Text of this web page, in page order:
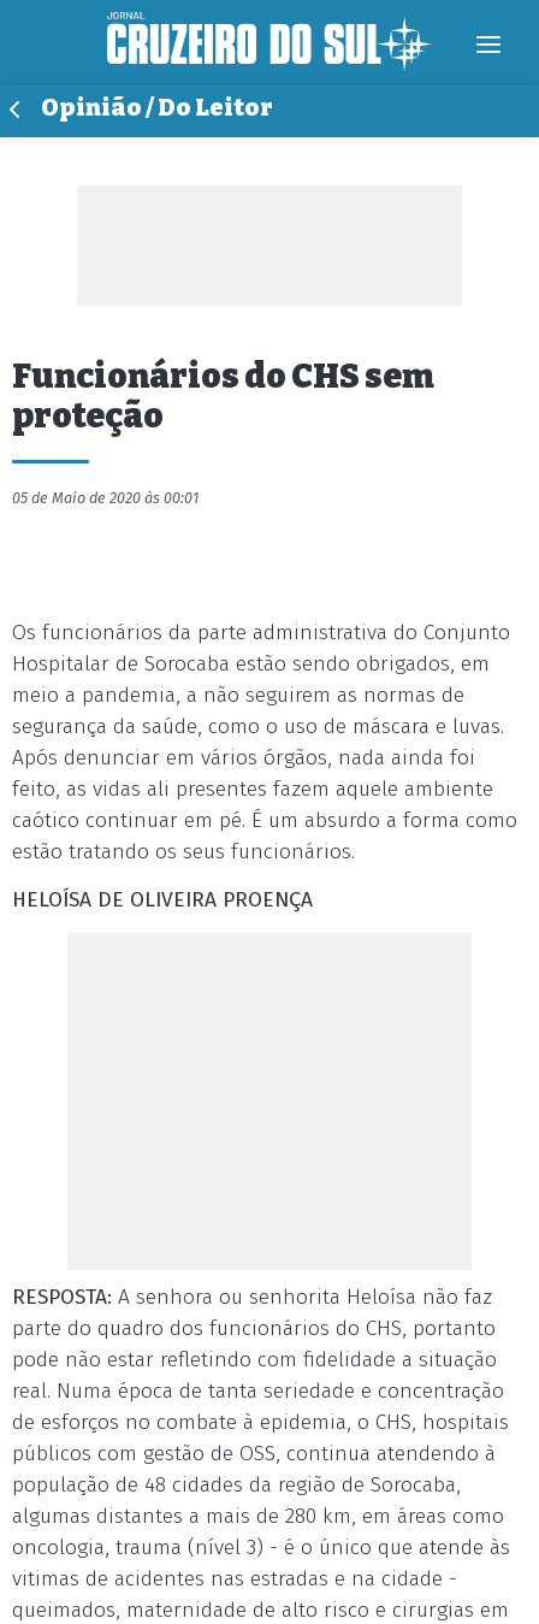
Opinião / Do Leitor
Funcionários do CHS sem
proteção
05 de Maio de 2020 às 00:01
Os funcionários da parte administrativa do Conjunto
Hospitalar de Sorocaba estão sendo obrigados, em
meio a pandemia, a não seguirem as normas de
segurança da saúde, como o uso de máscara e luvas.
Após denunciar em vários órgãos, nada ainda foi
feito, as vidas ali presentes fazem aquele ambiente
caótico continuar em pé. É um absurdo a forma como
estão tratando os seus funcionários.
HELOÍSA DE OLIVEIRA PROENÇA
RESPOSTA: A senhora ou senhorita Heloísa não faz
parte do quadro dos funcionários do CHS, portanto
pode não estar refletindo com fidelidade a situação
real. Numa época de tanta seriedade e concentração
de esforços no combate à epidemia, o CHS, hospitais
públicos com gestão de OSS, continua atendendo à
população de 48 cidades da região de Sorocaba,
algumas distantes a mais de 280 km, em áreas como
oncologia, trauma (nível 3) - é o único que atende às
vitimas de acidentes nas estradas e na cidade -
queimados, maternidade de alto risco e cirurgias em